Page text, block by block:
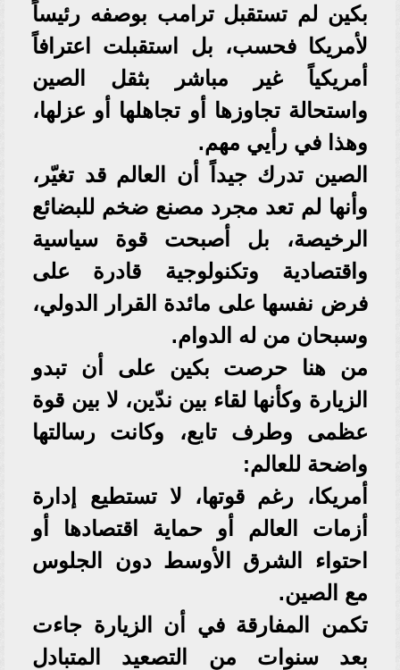
بكين لم تستقبل ترامب بوصفه رئيساً
لأمريكا فحسب، بل استقبلت اعترافاً
أمريكياً غير مباشر بثقل الصين
واستحالة تجاوزها أو تجاهلها أو عزلها،
وهذا في رأيي مهم.
الصين تدرك جيداً أن العالم قد تغيّر،
وأنها لم تعد مجرد مصنع ضخم للبضائع
الرخيصة، بل أصبحت قوة سياسية
واقتصادية وتكنولوجية قادرة على
فرض نفسها على مائدة القرار الدولي،
وسبحان من له الدوام.
من هنا حرصت بكين على أن تبدو
الزيارة وكأنها لقاء بين ندّين، لا بين قوة
عظمى وطرف تابع، وكانت رسالتها
واضحة للعالم:
أمريكا، رغم قوتها، لا تستطيع إدارة
أزمات العالم أو حماية اقتصادها أو
احتواء الشرق الأوسط دون الجلوس
مع الصين.
تكمن المفارقة في أن الزيارة جاءت
بعد سنوات من التصعيد المتبادل